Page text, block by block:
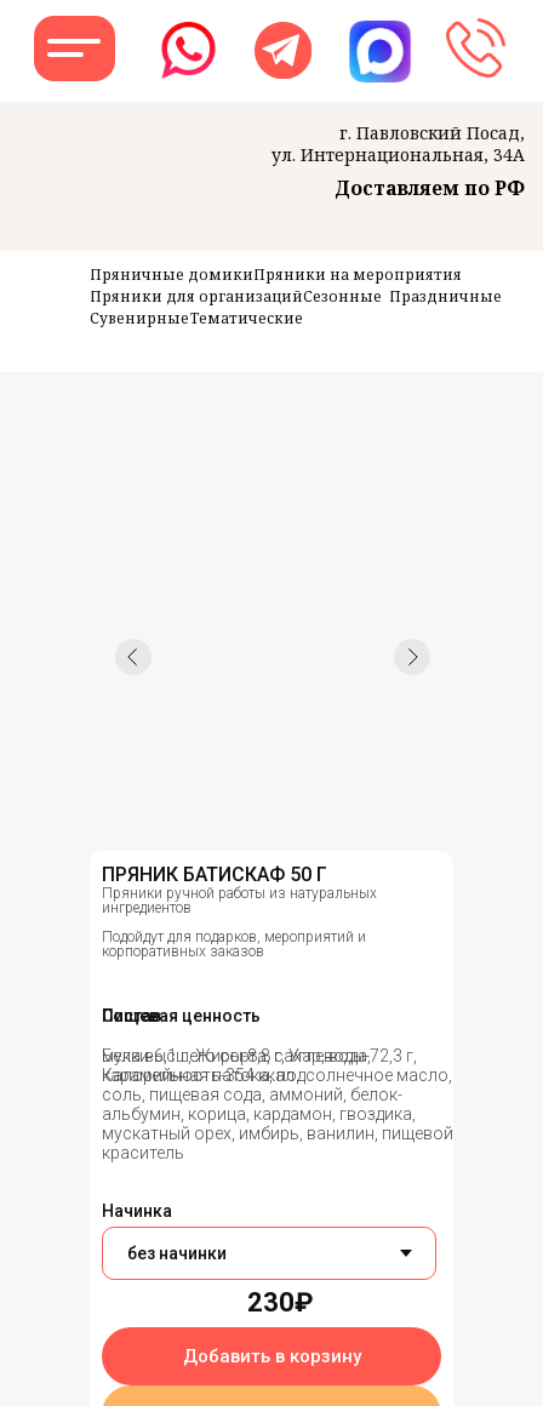
Заказать
Доставляем по РФ
Пряничные домикиПряники на мероприятия
Пряники для организацийСезонные Праздничные
СувенирныеТематические
Добавить в корзину
ПРЯНИК БАТИСКАФ 50 Г
Пряники ручной работы из натуральных
ингредиентов
Подойдут для подарков, мероприятий и
корпоративных заказов
Начинка
мука высшего сорта, сахар, вода,
карамельная патока, подсолнечное масло,
соль, пищевая сода, аммоний, белок-
альбумин, корица, кардамон, гвоздика,
мускатный орех, имбирь, ванилин, пищевой
краситель
Состав
230₽
Пищевая ценность
Белки-6,1 г, Жиры-8,8 г, Углеводы-72,3 г,
Калорийность-354 ккал